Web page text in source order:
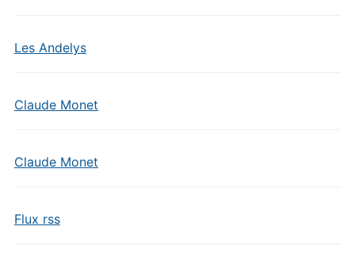
Les Andelys
Claude Monet
Claude Monet
Flux rss